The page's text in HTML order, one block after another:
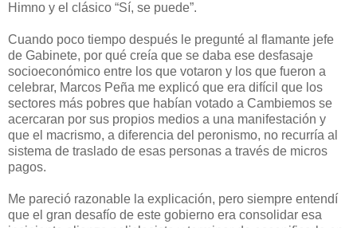
Himno y el clásico “Sí, se puede”.
Cuando poco tiempo después le pregunté al flamante jefe
de Gabinete, por qué creía que se daba ese desfasaje
socioeconómico entre los que votaron y los que fueron a
celebrar, Marcos Peña me explicó que era difícil que los
sectores más pobres que habían votado a Cambiemos se
acercaran por sus propios medios a una manifestación y
que el macrismo, a diferencia del peronismo, no recurría al
sistema de traslado de esas personas a través de micros
pagos.
Me pareció razonable la explicación, pero siempre entendí
que el gran desafío de este gobierno era consolidar esa